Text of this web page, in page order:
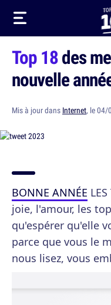
Top 18des
nouvelle
Mis à jour dans Internet, le 04/
BONNE ANNÉE
joie, l'amour, les
qu'espérer qu'elle
parce que vous le
nous lisez, vous